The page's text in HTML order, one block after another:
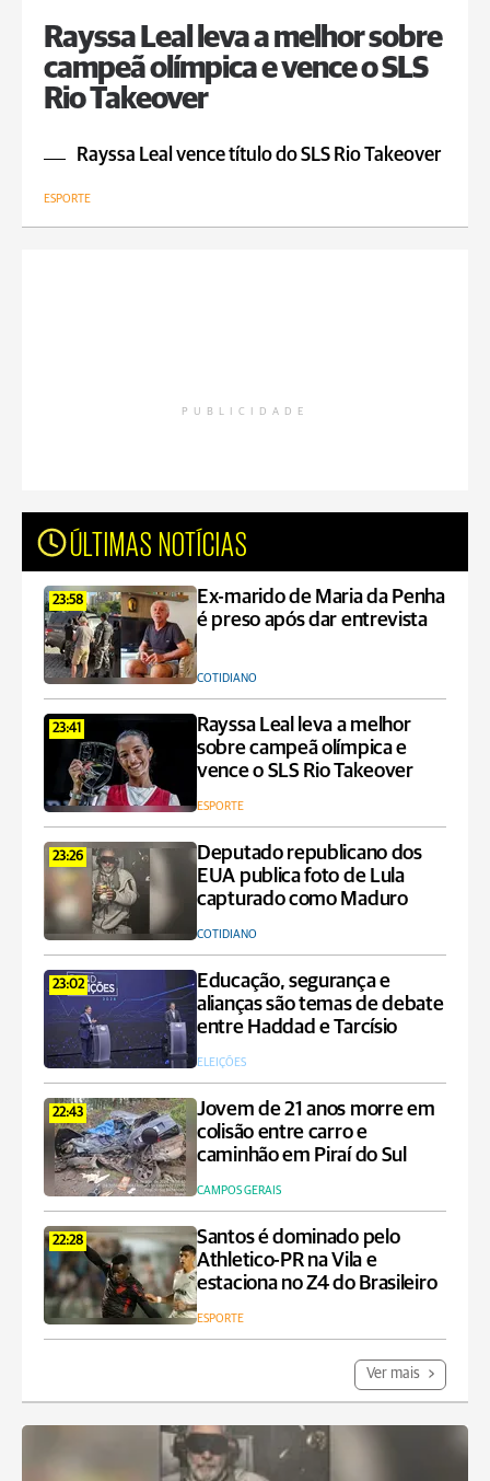
Rayssa Leal leva a melhor sobre
campeã olímpica e vence o SLS
Rio Takeover
Rayssa Leal vence título do SLS Rio Takeover
ESPORTE
PUBLICIDADE
ÚLTIMAS NOTÍCIAS
23:58
Ex-marido de Maria da Penha
é preso após dar entrevista
COTIDIANO
23:41
Rayssa Leal leva a melhor
sobre campeã olímpica e
vence o SLS Rio Takeover
ESPORTE
23:26
Deputado republicano dos
EUA publica foto de Lula
capturado como Maduro
COTIDIANO
23:02
Educação, segurança e
alianças são temas de debate
entre Haddad e Tarcísio
ELEIÇÕES
22:43
Jovem de 21 anos morre em
colisão entre carro e
caminhão em Piraí do Sul
CAMPOS GERAIS
22:28
Santos é dominado pelo
Athletico-PR na Vila e
estaciona no Z4 do Brasileiro
ESPORTE
Ver mais